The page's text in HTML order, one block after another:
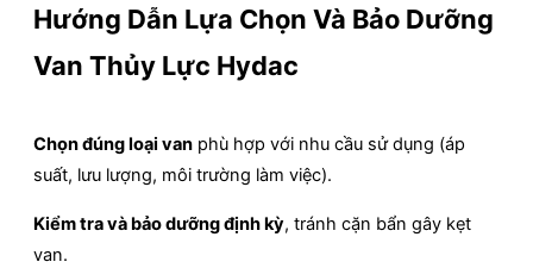
Hướng Dẫn Lựa Chọn Và Bảo Dưỡng
Van Thủy Lực Hydac
Chọn đúng loại van phù hợp với nhu cầu sử dụng (áp
suất, lưu lượng, môi trường làm việc).
Kiểm tra và bảo dưỡng định kỳ, tránh cặn bẩn gây kẹt
van.